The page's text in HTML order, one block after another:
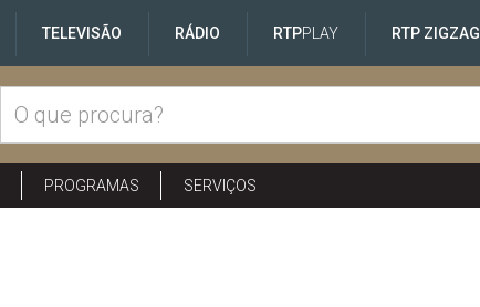
TELEVISÃO RÁDIO RTPPLAY RTP ZIGZAG
PROGRAMAS SERVIÇOS